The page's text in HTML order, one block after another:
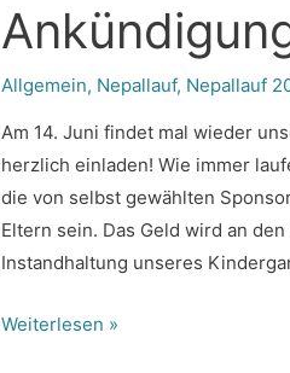
Allgemein, Nepallauf, Nepallauf
Am 14. Juni findet mal wieder
herzlich einladen! Wie immer
die von selbst gewählten
Eltern sein. Das Geld wird an
Instandhaltung unseres
Ankündigung
Weiterlesen »